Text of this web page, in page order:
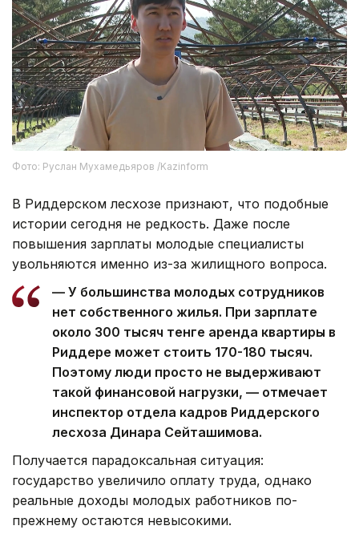
Фото: Руслан Мухамедьяров /Kazinform
В Риддерском лесхозе признают, что подобные
истории сегодня не редкость. Даже после
повышения зарплаты молодые специалисты
увольняются именно из-за жилищного вопроса.
— У большинства молодых сотрудников
нет собственного жилья. При зарплате
около 300 тысяч тенге аренда квартиры в
Риддере может стоить 170-180 тысяч.
Поэтому люди просто не выдерживают
такой финансовой нагрузки, — отмечает
инспектор отдела кадров Риддерского
лесхоза Динара Сейташимова.
Получается парадоксальная ситуация:
государство увеличило оплату труда, однако
реальные доходы молодых работников по-
прежнему остаются невысокими.